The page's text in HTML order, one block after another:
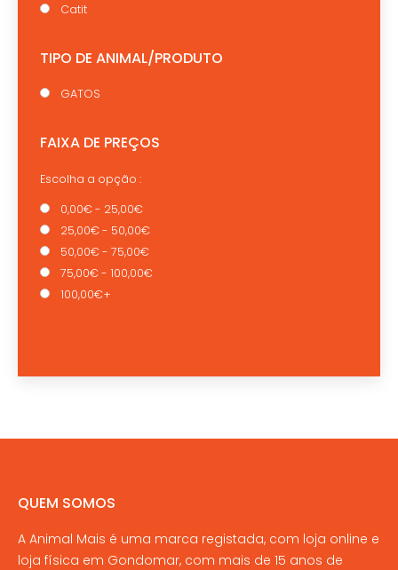
Catit
TIPO DE ANIMAL/PRODUTO
GATOS
FAIXA DE PREÇOS
Escolha a opção :
0,00€ - 25,00€
25,00€ - 50,00€
50,00€ - 75,00€
75,00€ - 100,00€
100,00€+
QUEM SOMOS
A Animal Mais é uma marca registada, com loja online e
loja física em Gondomar, com mais de 15 anos de